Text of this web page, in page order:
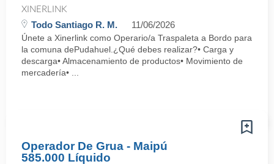
XINERLINK
Todo Santiago R. M. 11/06/2026
Únete a Xinerlink como Operario/a Traspaleta a Bordo para
la comuna dePudahuel.¿Qué debes realizar?• Carga y
descarga• Almacenamiento de productos• Movimiento de
mercadería• ...
Operador De Grua - Maipú
585.000 Líquido